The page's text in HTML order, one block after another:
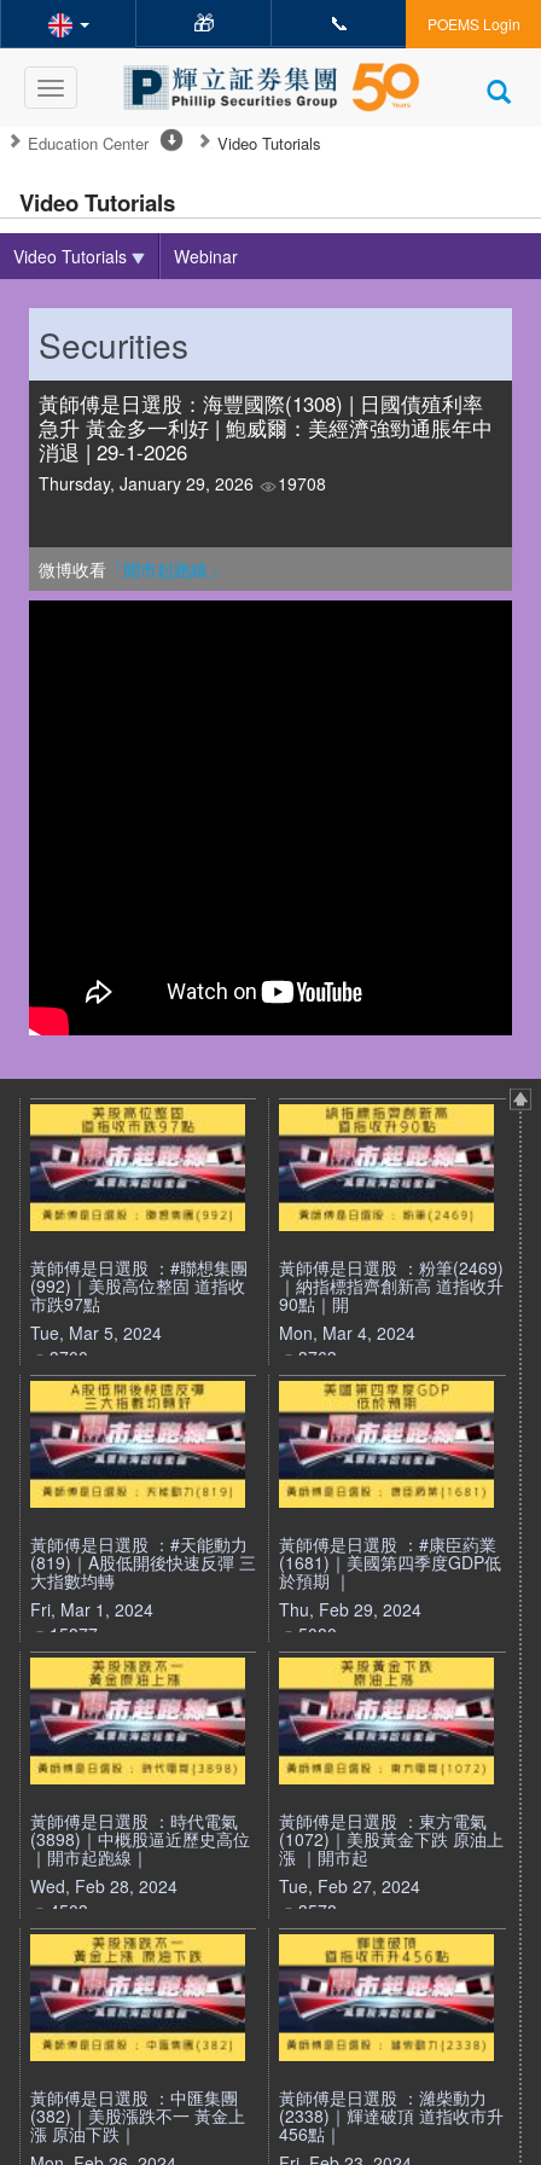
🎁 📞 POEMS Login
Toggle
navigation
Education Center Video Tutorials
Video Tutorials
Video Tutorials Webinar
Securities
黃師傅是日選股：海豐國際(1308) | 日國債殖利率
急升 黃金多一利好 | 鮑威爾：美經濟強勁通脹年中
消退 | 29-1-2026
Thursday, January 29, 2026 19708
微博收看 「開市起跑線」
黃師傅是日選股 ：#聯想集團
(992)｜美股高位整固 道指收
市跌97點
Tue, Mar 5, 2024
3700
黃師傅是日選股 ：粉筆(2469)
｜納指標指齊創新高 道指收升
90點｜開
Mon, Mar 4, 2024
3763
黃師傅是日選股 ：#天能動力
(819)｜A股低開後快速反彈 三
大指數均轉
Fri, Mar 1, 2024
15877
黃師傅是日選股 ：#康臣葯業
(1681)｜美國第四季度GDP低
於預期 ｜
Thu, Feb 29, 2024
5080
黃師傅是日選股 ：時代電氣
(3898)｜中概股逼近歷史高位
｜開市起跑線｜
Wed, Feb 28, 2024
4503
黃師傅是日選股 ：東方電氣
(1072)｜美股黃金下跌 原油上
漲 ｜開市起
Tue, Feb 27, 2024
3578
黃師傅是日選股 ：中匯集團
(382)｜美股漲跌不一 黃金上
漲 原油下跌｜
黃師傅是日選股 ：濰柴動力
(2338)｜輝達破頂 道指收市升
456點｜